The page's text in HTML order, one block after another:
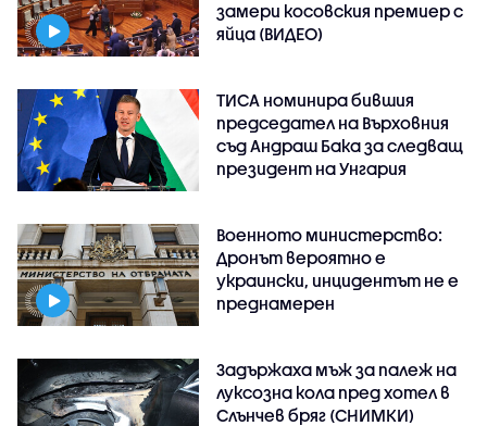
замери косовския премиер с
яйца (ВИДЕО)
ТИСА номинира бившия
председател на Върховния
съд Андраш Бака за следващ
президент на Унгария
Военното министерство:
Дронът вероятно е
украински, инцидентът не е
преднамерен
Задържаха мъж за палеж на
луксозна кола пред хотел в
Слънчев бряг (СНИМКИ)